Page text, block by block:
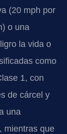
(20 mph por
o una
la vida o
como
1, con
de cárcel y
una
mientras que